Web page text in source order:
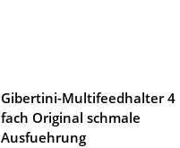
Gibertini-Multifeedhalter 4
fach Original schmale
Ausfuehrung